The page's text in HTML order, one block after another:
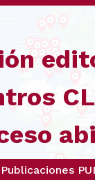
Publicaciones